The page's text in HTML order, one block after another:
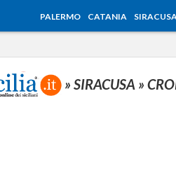
PALERMO CATANIA SIRACUSA
» SIRACUSA »